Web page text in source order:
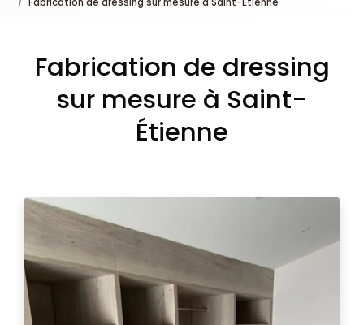
Fabrication de dressing
sur mesure à Saint-
Étienne